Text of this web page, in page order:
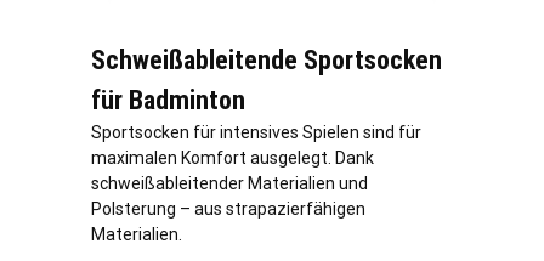
Schweißableitende Sportsocken
für Badminton
Sportsocken für intensives Spielen sind für
maximalen Komfort ausgelegt. Dank
schweißableitender Materialien und
Polsterung – aus strapazierfähigen
Materialien.